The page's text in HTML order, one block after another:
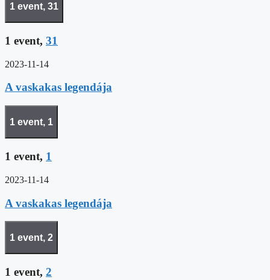
1 event, 31
1 event, 31
2023-11-14
A vaskakas legendája
1 event, 1
1 event, 1
2023-11-14
A vaskakas legendája
1 event, 2
1 event, 2